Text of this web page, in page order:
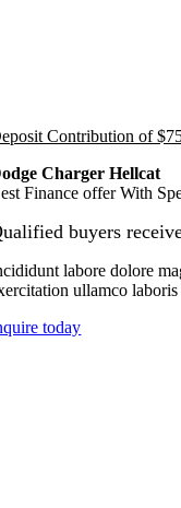
Contribution of
Charger Hellcat
Finance offer With
buyers
labore dolore
ullamco
today